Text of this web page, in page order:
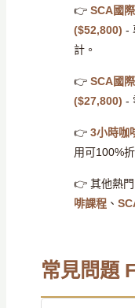
👉 SCA國
($52,800) -
計。
👉 SCA國
($27,800) -
👉 3小時咖
用可100%
👉 其他熱門
啡課程、
常見問題